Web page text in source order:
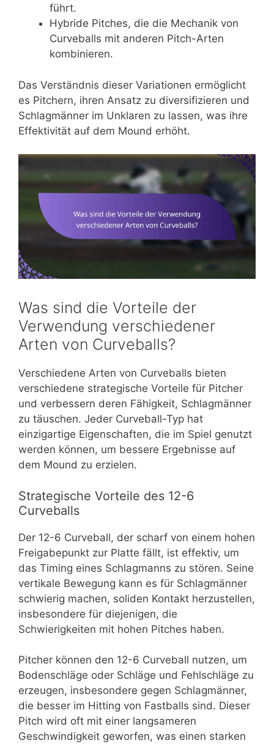
führt.
Hybride Pitches, die die Mechanik von
Curveballs mit anderen Pitch-Arten
kombinieren.
Das Verständnis dieser Variationen ermöglicht
es Pitchern, ihren Ansatz zu diversifizieren und
Schlagmänner im Unklaren zu lassen, was ihre
Effektivität auf dem Mound erhöht.
Was sind die Vorteile der
Verwendung verschiedener
Arten von Curveballs?
Verschiedene Arten von Curveballs bieten
verschiedene strategische Vorteile für Pitcher
und verbessern deren Fähigkeit, Schlagmänner
zu täuschen. Jeder Curveball-Typ hat
einzigartige Eigenschaften, die im Spiel genutzt
werden können, um bessere Ergebnisse auf
dem Mound zu erzielen.
Strategische Vorteile des 12-6
Curveballs
Der 12-6 Curveball, der scharf von einem hohen
Freigabepunkt zur Platte fällt, ist effektiv, um
das Timing eines Schlagmanns zu stören. Seine
vertikale Bewegung kann es für Schlagmänner
schwierig machen, soliden Kontakt herzustellen,
insbesondere für diejenigen, die
Schwierigkeiten mit hohen Pitches haben.
Pitcher können den 12-6 Curveball nutzen, um
Bodenschläge oder Schläge und Fehlschläge zu
erzeugen, insbesondere gegen Schlagmänner,
die besser im Hitting von Fastballs sind. Dieser
Pitch wird oft mit einer langsameren
Geschwindigkeit geworfen, was einen starken